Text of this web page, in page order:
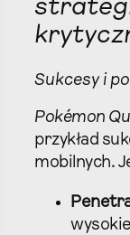
Sukcesy i
Pokémon
przykład
mobilnych.